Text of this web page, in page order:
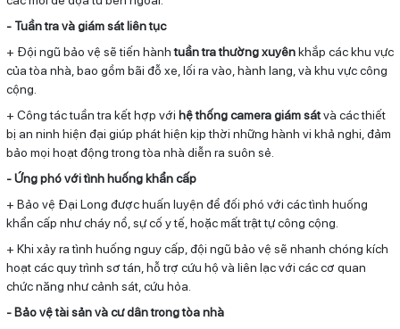
- Tuần tra và giám sát liên tục
+ Đội ngũ bảo vệ sẽ tiến hànhtuần tra thường xuyênkhắp các khu vực
của tòa nhà, bao gồm bãi đỗ xe, lối ra vào, hành lang, và khu vực công
cộng.
+ Công tác tuần tra kết hợp với hệ thống camera giám sátvà các thiết
bị an ninh hiện đại giúp phát hiện kịp thời những hành vi khả nghi, đảm
bảo mọi hoạt động trong tòa nhà diễn ra suôn sẻ.
- Ứng phó với tình huống khẩn cấp
+ Bảo vệ Đại Long được huấn luyện để đối phó với các tình huống
khẩn cấp như cháy nổ, sự cố y tế, hoặc mất trật tự công cộng.
+ Khi xảy ra tình huống nguy cấp, đội ngũ bảo vệ sẽ nhanh chóng kích
hoạt các quy trình sơ tán, hỗ trợ cứu hộ và liên lạc với các cơ quan
chức năng như cảnh sát, cứu hỏa.
- Bảo vệ tài sản và cư dân trong tòa nhà